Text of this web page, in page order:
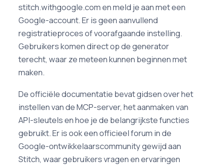
stitch.withgoogle.com en meld je aan met een
Google-account. Er is geen aanvullend
registratieproces of voorafgaande instelling.
Gebruikers komen direct op de generator
terecht, waar ze meteen kunnen beginnen met
maken.
De officiële documentatie bevat gidsen over het
instellen van de MCP-server, het aanmaken van
API-sleutels en hoe je de belangrijkste functies
gebruikt. Er is ook een officieel forum in de
Google-ontwikkelaarscommunity gewijd aan
Stitch, waar gebruikers vragen en ervaringen